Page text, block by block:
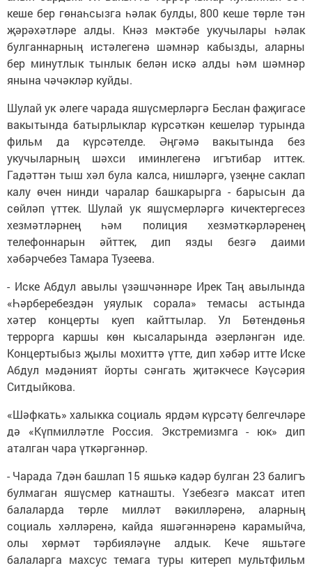
кеше бер гөнаһсызга һәлак булды, 800 кеше төрле тән
җәрәхәтләре алды. Кнәз мәктәбе укучылары һәлак
булганнарның истәлегенә шәмнәр кабызды, аларны
бер минутлык тынлык белән искә алды һәм шәмнәр
янына чәчәкләр куйды.
Шулай ук әлеге чарада яшүсмерләргә Беслан фаҗигасе
вакытында батырлыклар күрсәткән кешеләр турында
фильм да күрсәтелде. Әңгәмә вакытында без
укучыларның шәхси иминлегенә игътибар иттек.
Гадәттән тыш хәл була калса, нишләргә, үзеңне саклап
калу өчен нинди чаралар башкарырга - барысын да
сөйләп үттек. Шулай ук яшүсмерләргә кичектергесез
хезмәтләрнең һәм полиция хезмәткәрләренең
телефоннарын әйттек, дип язды безгә даими
хәбәрчебез Тамара Тузеева.
- Иске Абдул авылы үзәшчәннәре Ирек Таң авылында
«Һәрберебездән уяулык сорала» темасы астында
хәтер концерты куеп кайттылар. Ул Бөтендөнья
террорга каршы көн кысаларында әзерләнгән иде.
Концертыбыз җылы мохиттә үтте, дип хәбәр итте Иске
Абдул мәдәният йорты сәнгать җитәкчесе Кәүсәрия
Ситдыйкова.
«Шәфкать» халыкка социаль ярдәм күрсәтү белгечләре
дә «Күпмилләтле Россия. Экстремизмга - юк» дип
аталган чара үткәргәннәр.
- Чарада 7дән башлап 15 яшькә кадәр булган 23 балигъ
булмаган яшүсмер катнашты. Үзебезгә максат итеп
балаларда төрле милләт вәкилләренә, аларның
социаль хәлләренә, кайда яшәгәннәренә карамыйча,
олы хөрмәт тәрбияләүне алдык. Кече яшьтәге
балаларга махсус темага туры китереп мультфильм